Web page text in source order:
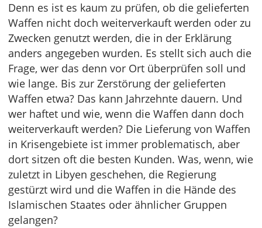
Denn es ist es kaum zu prüfen, ob die gelieferten
Waffen nicht doch weiterverkauft werden oder zu
Zwecken genutzt werden, die in der Erklärung
anders angegeben wurden. Es stellt sich auch die
Frage, wer das denn vor Ort überprüfen soll und
wie lange. Bis zur Zerstörung der gelieferten
Waffen etwa? Das kann Jahrzehnte dauern. Und
wer haftet und wie, wenn die Waffen dann doch
weiterverkauft werden? Die Lieferung von Waffen
in Krisengebiete ist immer problematisch, aber
dort sitzen oft die besten Kunden. Was, wenn, wie
zuletzt in Libyen geschehen, die Regierung
gestürzt wird und die Waffen in die Hände des
Islamischen Staates oder ähnlicher Gruppen
gelangen?